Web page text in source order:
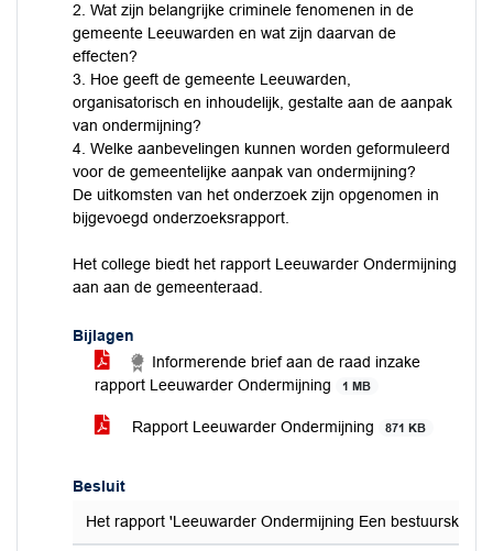
2. Wat zijn belangrijke criminele fenomenen in de
gemeente Leeuwarden en wat zijn daarvan de
effecten?
3. Hoe geeft de gemeente Leeuwarden,
organisatorisch en inhoudelijk, gestalte aan de aanpak
van ondermijning?
4. Welke aanbevelingen kunnen worden geformuleerd
voor de gemeentelijke aanpak van ondermijning?
De uitkomsten van het onderzoek zijn opgenomen in
bijgevoegd onderzoeksrapport.
Het college biedt het rapport Leeuwarder Ondermijning
aan aan de gemeenteraad.
Bijlagen
Informerende brief aan de raad inzake
rapport Leeuwarder Ondermijning
1 MB
Rapport Leeuwarder Ondermijning 871 KB
Besluit
Het rapport 'Leeuwarder Ondermijning Een